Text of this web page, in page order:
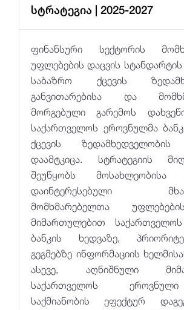
სტრატეგია | 2025-2027
ფინანსური სექტორის
უფლებების დაცვის
საბაზრო ქცევის
განვითარებისა და
მორგებული გარემოს
საქართველოს ეროვნულმა
ქცევის ზედამხედველობის
დაამტკიცა. სტრატეგიის
შეუწყობს
დაინტერესებული
მომხმარებელთა
მიმართულებით
ბანკის ხედვაზე,
გეგმებზე ინფორმაციის
ასევე, აღნიშნული
საქართველოს
საქმიანობის ეფექტურ